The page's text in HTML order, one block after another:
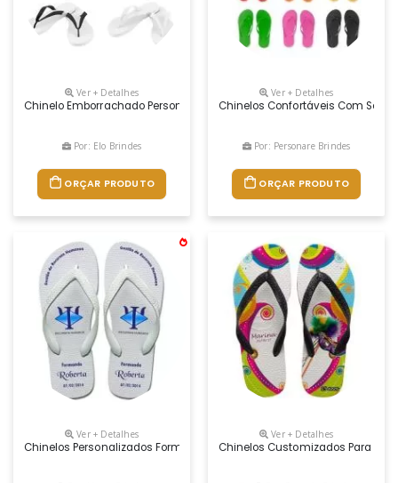
Ver + Detalhes
Chinelo Emborrachado Personalizado É Uma Excelente Dica De
Por: Elo Brindes
ORÇAR PRODUTO
Ver + Detalhes
Chinelos Confortáveis Com Sola
Por: Personare Brindes
ORÇAR PRODUTO
Ver + Detalhes
Chinelos Personalizados Formatura, Peso Variável, Dimensões
Ver + Detalhes
Chinelos Customizados Para